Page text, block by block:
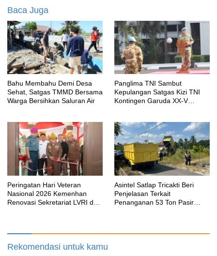
Baca Juga
Bahu Membahu Demi Desa
Sehat, Satgas TMMD Bersama
Warga Bersihkan Saluran Air
Panglima TNI Sambut
Kepulangan Satgas Kizi TNI
Kontingen Garuda XX-V
Peringatan Hari Veteran
Nasional 2026 Kemenhan
Renovasi Sekretariat LVRI dan
Asintel Satlap Tricakti Beri
Penjelasan Terkait
Penanganan 53 Ton Pasir
Rekomendasi untuk kamu